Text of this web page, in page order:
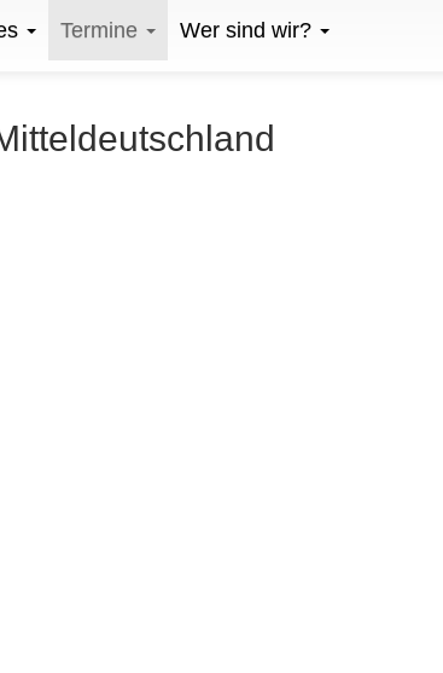
Termine Wer sind wir?